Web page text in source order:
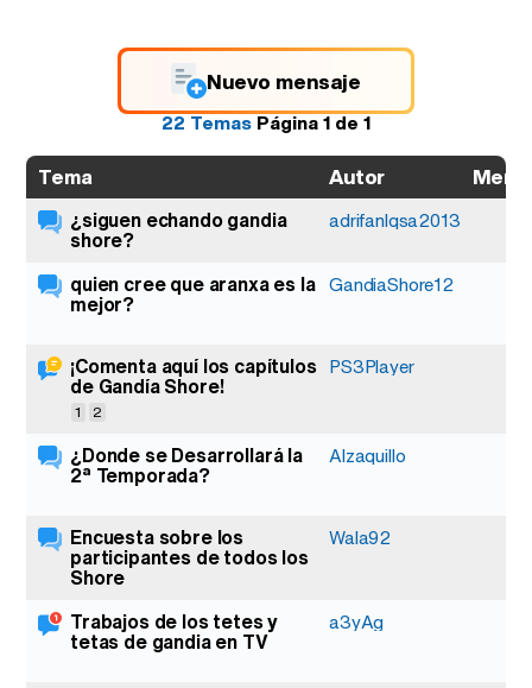
Nuevo mensaje
22 TemasPágina1de1
Tema Autor
¿siguen echando gandia
shore?
adrifanlqsa2013
quien cree que aranxa es la
mejor?
GandiaShore12
¡Comenta aquí los capítulos
de Gandía Shore!
1 2
PS3Player
¿Donde se Desarrollará la
2ª Temporada?
Alzaquillo
Encuesta sobre los
participantes de todos los
Shore
Wala92
Trabajos de los tetes y
tetas de gandia en TV
a3yAg